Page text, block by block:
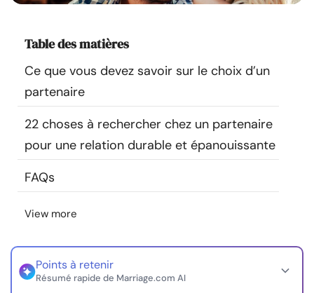
Trouver un thérapeute
Langue FR
À propos de nous Contact Écrivez pour nous
Publicité avec
nous
Table des matières
Ce que vous devez savoir sur le choix d’un
partenaire
22 choses à rechercher chez un partenaire
pour une relation durable et épanouissante
FAQs
View more
Points à retenir
Résumé rapide de Marriage.com AI